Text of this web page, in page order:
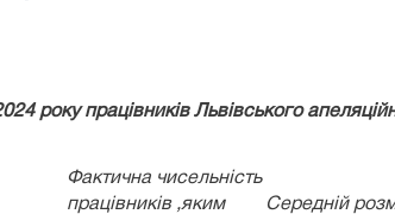
року працівників Львівського
Фактична чисельність
працівників ,яким
Середній